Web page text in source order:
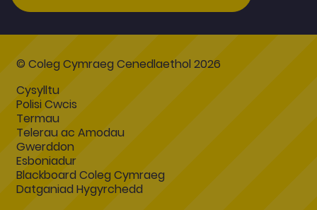
© Coleg Cymraeg Cenedlaethol 2026
Cysylltu
Polisi Cwcis
Termau
Telerau ac Amodau
Gwerddon
Esboniadur
Blackboard Coleg Cymraeg
Datganiad Hygyrchedd